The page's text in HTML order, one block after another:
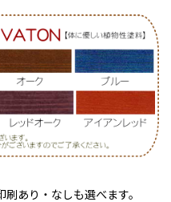
あり・なしも選べます。